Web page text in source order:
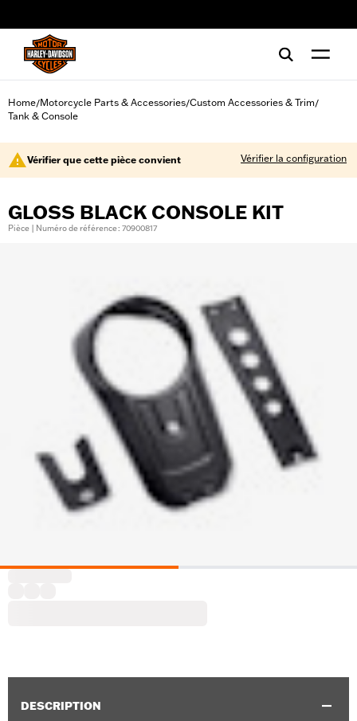
Home/Motorcycle Parts & Accessories/Custom Accessories & Trim/
Tank & Console
Vérifier que cette pièce convient Vérifier la configuration
GLOSS BLACK CONSOLE KIT
Pièce | Numéro de référence : 70900817
DESCRIPTION